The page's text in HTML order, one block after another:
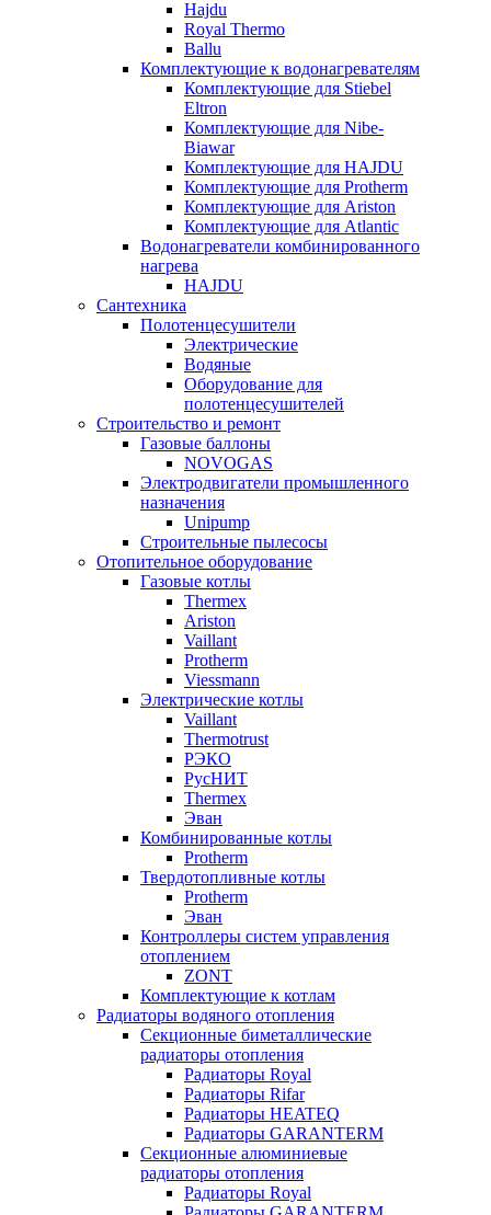
Hajdu
Royal Thermo
Ballu
Комплектующие к водонагревателям
Комплектующие для Stiebel
Eltron
Комплектующие для Nibe-
Biawar
Комплектующие для HAJDU
Комплектующие для Protherm
Комплектующие для Ariston
Комплектующие для Atlantic
Водонагреватели комбинированного
нагрева
HAJDU
Сантехника
Полотенцесушители
Электрические
Водяные
Оборудование для
полотенцесушителей
Строительство и ремонт
Газовые баллоны
NOVOGAS
Электродвигатели промышленного
назначения
Unipump
Строительные пылесосы
Отопительное оборудование
Газовые котлы
Thermex
Ariston
Vaillant
Protherm
Viessmann
Электрические котлы
Vaillant
Thermotrust
РЭКО
РусНИТ
Thermex
Эван
Комбинированные котлы
Protherm
Твердотопливные котлы
Protherm
Эван
Контроллеры систем управления
отоплением
ZONT
Комплектующие к котлам
Радиаторы водяного отопления
Секционные биметаллические
радиаторы отопления
Радиаторы Royal
Радиаторы Rifar
Радиаторы HEATEQ
Радиаторы GARANTERM
Секционные алюминиевые
радиаторы отопления
Радиаторы Royal